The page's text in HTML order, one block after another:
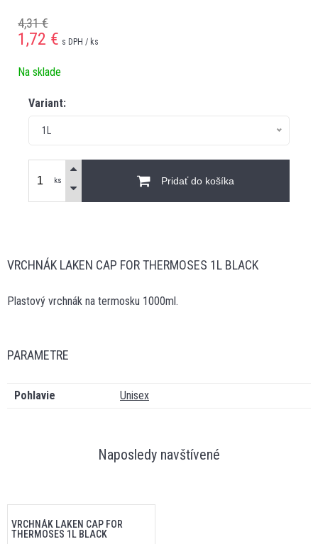
4,31 €
1,72 € s DPH / ks
Na sklade
Variant:
1L
ks Pridať do košíka
VRCHNÁK LAKEN CAP FOR THERMOSES 1L BLACK
Plastový vrchnák na termosku 1000ml.
PARAMETRE
Pohlavie Unisex
Naposledy navštívené
VRCHNÁK LAKEN CAP FOR
THERMOSES 1L BLACK